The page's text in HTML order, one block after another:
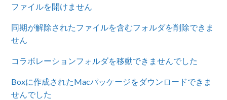
ファイルを開けません
同期が解除されたファイルを含むフォルダを削除できま
せん
コラボレーションフォルダを移動できませんでした
Boxに作成されたMacパッケージをダウンロードできま
せんでした